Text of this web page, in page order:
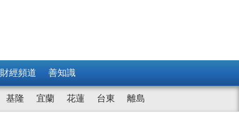
財經頻道 善知識
基隆 宜蘭 花蓮 台東 離島